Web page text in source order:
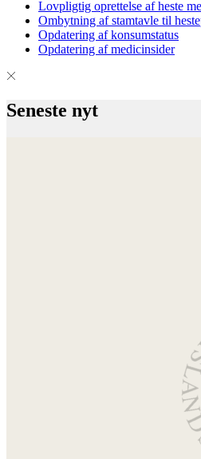
Lovpligtig oprettelse af heste
Ombytning af stamtavle til
Opdatering af konsumstatus
Opdatering af medicinsider
Seneste nyt